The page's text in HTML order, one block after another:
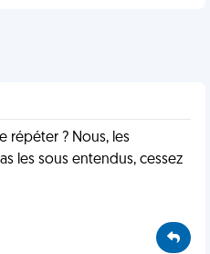
répéter ? Nous, les
les sous entendus, cessez